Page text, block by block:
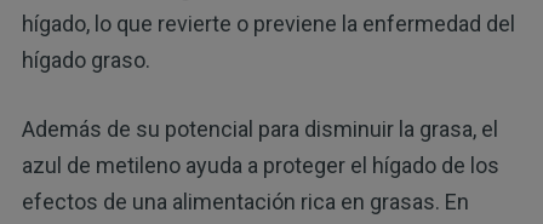
hígado, lo que revierte o previene la enfermedad del
hígado graso.
Además de su potencial para disminuir la grasa, el
azul de metileno ayuda a proteger el hígado de los
efectos de una alimentación rica en grasas. En